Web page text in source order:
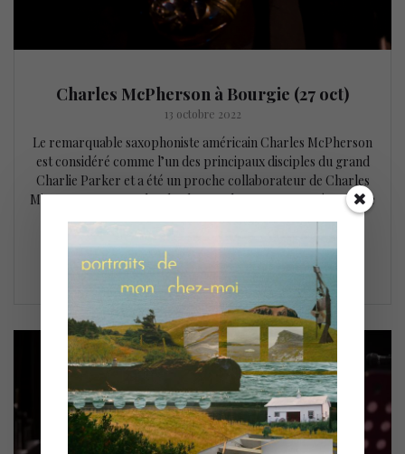
Charles McPherson à Bourgie (27 oct)
13 octobre 2022
Le remarquable saxophoniste américain Charles McPherson
est considéré comme l’un des principaux disciples du grand
Charlie Parker et a été un proche collaborateur de Charles
Mingus. Ce concert du Charles McPherson Quartet à Bourgie
en lien avec l’exposition « À plein volume – Basquiat et la
LIRE LA SUITE